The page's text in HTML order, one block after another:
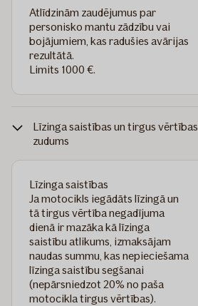
Atlīdzinām zaudējumus par
personisko mantu zādzību vai
bojājumiem, kas radušies avārijas
rezultātā.
Limits 1000 €.
Līzinga saistības un tirgus vērtības
zudums
Līzinga saistības
Ja motocikls iegādāts līzingā un
tā tirgus vērtība negadījuma
dienā ir mazāka kā līzinga
saistību atlikums, izmaksājam
naudas summu, kas nepieciešama
līzinga saistību segšanai
(nepārsniedzot 20% no paša
motocikla tirgus vērtības).